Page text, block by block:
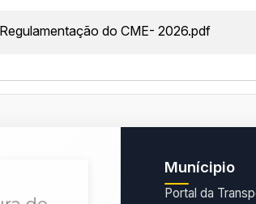
do CME- 2026.pdf
Munícipio
Portal da